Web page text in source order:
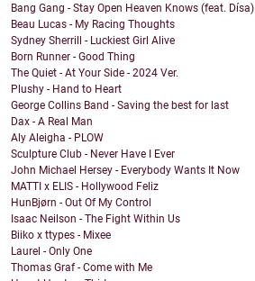
Bang Gang - Stay Open Heaven Knows (feat. Dísa)
Beau Lucas - My Racing Thoughts
Sydney Sherrill - Luckiest Girl Alive
Born Runner - Good Thing
The Quiet - At Your Side - 2024 Ver.
Plushy - Hand to Heart
George Collins Band - Saving the best for last
Dax - A Real Man
Aly Aleigha - PLOW
Sculpture Club - Never Have I Ever
John Michael Hersey - Everybody Wants It Now
MATTI x ELIS - Hollywood Feliz
HunBjørn - Out Of My Control
Isaac Neilson - The Fight Within Us
Biiko x ttypes - Mixee
Laurel - Only One
Thomas Graf - Come with Me